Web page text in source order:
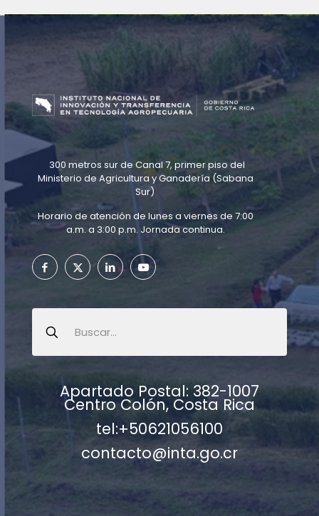
300 metros sur de Canal 7, primer piso del
Ministerio de Agricultura y Ganadería (Sabana
Sur)
Horario de atención de lunes a viernes de 7:00
a.m. a 3:00 p.m. Jornada continua.
Apartado Postal: 382-1007
Centro Colón, Costa Rica
tel:+50621056100
contacto@inta.go.cr